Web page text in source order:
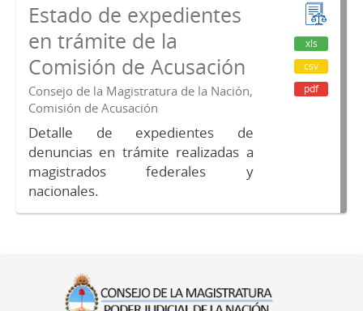
Estado de expedientes
en trámite de la
Comisión de Acusación
Consejo de la Magistratura de la Nación,
Comisión de Acusación
Detalle de expedientes de
denuncias en trámite realizadas a
magistrados federales y
nacionales.
xls
csv
pdf